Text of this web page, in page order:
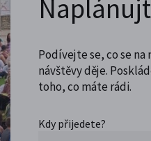
Podívejte se, co se na
návštěvy děje.
toho, co máte rádi.
Kdy přijedete?